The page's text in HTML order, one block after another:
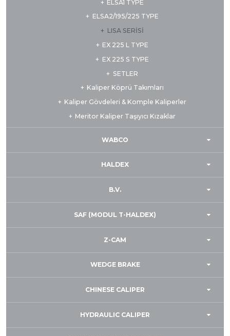
ELSA1 TYPE
ELSA2/195/225 TYPE
LISA SERİSİ
EX 225 L TYPE
EX 225 S TYPE
SETLER
Kaliper Köprü Takımları
Kaliper Gövdeleri & Komple Kaliperler
Meritor Kaliper Taşıyıcı Kızaklar
WABCO
HALDEX
B.V.
SAF (MODUL T-HALDEX)
Z-CAM
WEDGE BRAKE
CHINESE CALIPER
HYDRAULIC CALIPER